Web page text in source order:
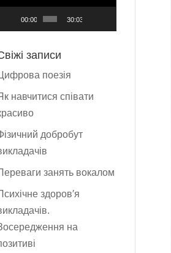
00:00 30:03
записи
поезія
навчитися співати
добробут
занять вокалом
здоров′я
на